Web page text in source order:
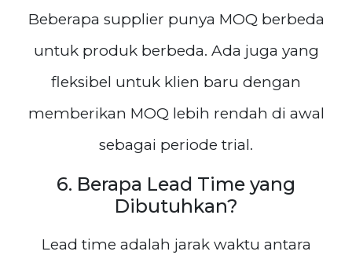
Beberapa supplier punya MOQ berbeda
untuk produk berbeda. Ada juga yang
fleksibel untuk klien baru dengan
memberikan MOQ lebih rendah di awal
sebagai periode trial.
6. Berapa Lead Time yang
Dibutuhkan?
Lead time adalah jarak waktu antara